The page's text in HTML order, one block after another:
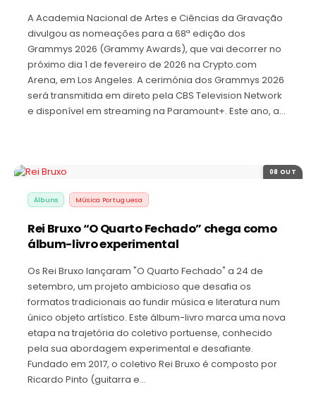
A Academia Nacional de Artes e Ciências da Gravação
divulgou as nomeações para a 68ª edição dos
Grammys 2026 (Grammy Awards), que vai decorrer no
próximo dia 1 de fevereiro de 2026 na Crypto.com
Arena, em Los Angeles. A cerimónia dos Grammys 2026
será transmitida em direto pela CBS Television Network
e disponível em streaming na Paramount+. Este ano, a…
08 OUT
Álbuns Música Portuguesa
Rei Bruxo “O Quarto Fechado” chega como
álbum-livro experimental
Os Rei Bruxo lançaram "O Quarto Fechado" a 24 de
setembro, um projeto ambicioso que desafia os
formatos tradicionais ao fundir música e literatura num
único objeto artístico. Este álbum-livro marca uma nova
etapa na trajetória do coletivo portuense, conhecido
pela sua abordagem experimental e desafiante.
Fundado em 2017, o coletivo Rei Bruxo é composto por
Ricardo Pinto (guitarra e…